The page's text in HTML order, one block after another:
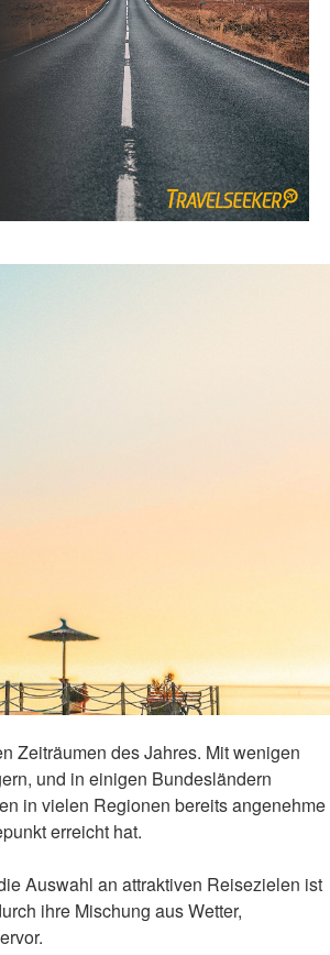
Zeiträumen des Jahres. Mit wenigen
und in einigen Bundesländern
in vielen Regionen bereits angenehme
erreicht hat.
Auswahl an attraktiven Reisezielen ist
ihre Mischung aus Wetter,